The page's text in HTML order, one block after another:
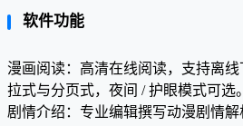
软件功能
漫画阅读：高清在线阅读，支持离
拉式与分页式，夜间 / 护眼模式可选。
剧情介绍：专业编辑撰写动漫剧情